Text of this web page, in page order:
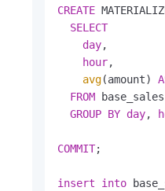
CREATE
SELECT
day,
hour,
avg(amount)
FROM base_sales
GROUP BY day,
COMMIT;
insert into